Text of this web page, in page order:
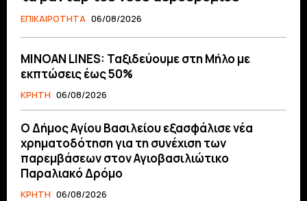
ΕΠΙΚΑΙΡΟΤΗΤΑ 06/08/2026
MINOAN LINES: Ταξιδεύουμε στη Μήλο με
εκπτώσεις έως 50%
ΚΡΗΤΗ 06/08/2026
O Δήμος Αγίου Βασιλείου εξασφάλισε νέα
χρηματοδότηση για τη συνέχιση των
παρεμβάσεων στον Αγιοβασιλιώτικο
Παραλιακό Δρόμο
ΚΡΗΤΗ 06/08/2026